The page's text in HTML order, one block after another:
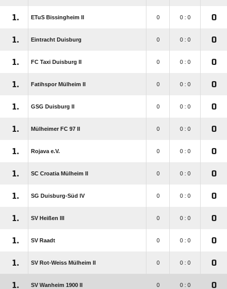
1. ETuS Bissingheim II 0 0 : 0 0
1. Eintracht Duisburg 0 0 : 0 0
1. FC Taxi Duisburg II 0 0 : 0 0
1. Fatihspor Mülheim II 0 0 : 0 0
1. GSG Duisburg II 0 0 : 0 0
1. Mülheimer FC 97 II 0 0 : 0 0
1. Rojava e.V. 0 0 : 0 0
1. SC Croatia Mülheim II 0 0 : 0 0
1. SG Duisburg-Süd IV 0 0 : 0 0
1. SV Heißen III 0 0 : 0 0
1. SV Raadt 0 0 : 0 0
1. SV Rot-Weiss Mülheim II 0 0 : 0 0
1. SV Wanheim 1900 II 0 0 : 0 0